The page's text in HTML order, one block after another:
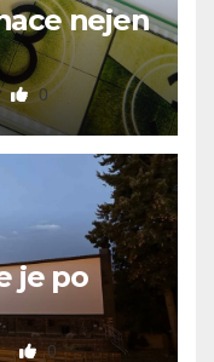
nejen
0
je po
0